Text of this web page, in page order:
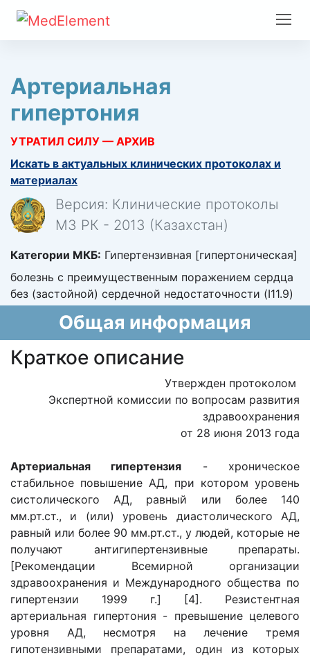
Артериальная
гипертония
УТРАТИЛ СИЛУ — АРХИВ
Искать в актуальных клинических протоколах и
материалах
Версия: Клинические протоколы
МЗ РК - 2013 (Казахстан)
Категории МКБ: Гипертензивная [гипертоническая]
болезнь с преимущественным поражением сердца
без (застойной) сердечной недостаточности (I11.9)
Общая информация
Краткое описание
Утвержден протоколом
Экспертной комиссии по вопросам развития
здравоохранения
от 28 июня 2013 года
Артериальная гипертензия - хроническое
стабильное повышение АД, при котором уровень
систолического АД, равный или более 140
мм.рт.ст., и (или) уровень диастолического АД,
равный или более 90 мм.рт.ст., у людей, которые не
получают антигипертензивные препараты.
[Рекомендации Всемирной организации
здравоохранения и Международного общества по
гипертензии 1999 г.] [4]. Резистентная
артериальная гипертония - превышение целевого
уровня АД, несмотря на лечение тремя
гипотензивными препаратами, один из которых